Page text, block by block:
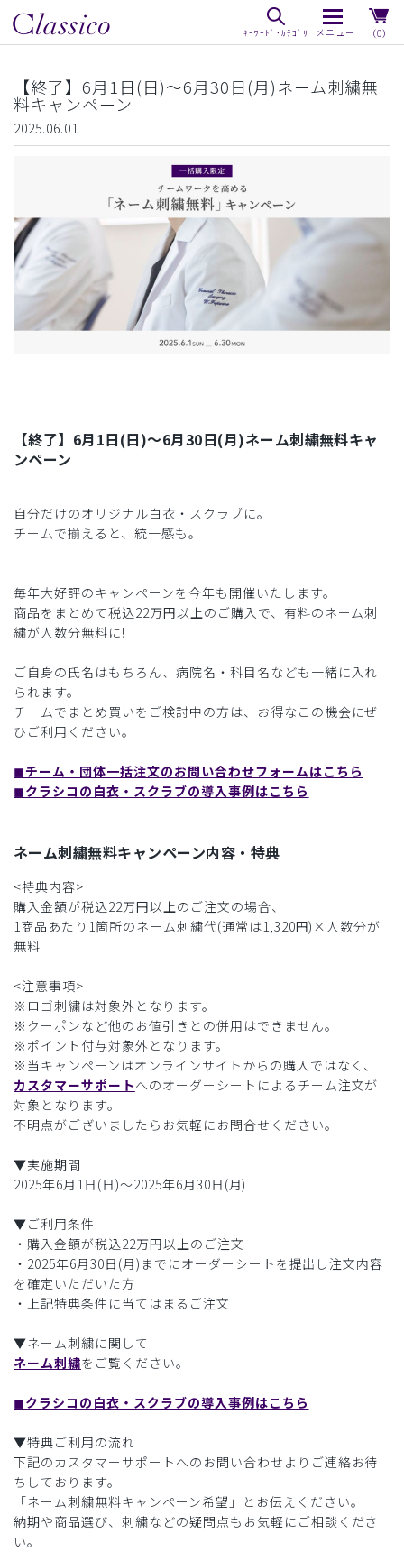
（0）
【終了】6月1日(日)〜6月30日(月)ネーム刺繍無
料キャンペーン
2025.06.01
【終了】6月1日(日)〜6月30日(月)ネーム刺繍無料キャ
ンペーン
自分だけのオリジナル白衣・スクラブに。
チームで揃えると、統一感も。
毎年大好評のキャンペーンを今年も開催いたします。
商品をまとめて税込22万円以上のご購入で、有料のネーム刺
繍が人数分無料に!
ご自身の氏名はもちろん、病院名・科目名なども一緒に入れ
られます。
チームでまとめ買いをご検討中の方は、お得なこの機会にぜ
ひご利用ください。
◼︎チーム・団体一括注文のお問い合わせフォームはこちら
◼︎クラシコの白衣・スクラブの導入事例はこちら
ネーム刺繍無料キャンペーン内容・特典
<特典内容>
購入金額が税込22万円以上のご注文の場合、
1商品あたり1箇所のネーム刺繍代(通常は1,320円)×人数分が
無料
<注意事項>
※ロゴ刺繍は対象外となります。
※クーポンなど他のお値引きとの併用はできません。
※ポイント付与対象外となります。
※当キャンペーンはオンラインサイトからの購入ではなく、
カスタマーサポートへのオーダーシートによるチーム注文が
対象となります。
不明点がございましたらお気軽にお問合せください。
▼実施期間
2025年6月1日(日)〜2025年6月30日(月)
▼ご利用条件
・購入金額が税込22万円以上のご注文
・2025年6月30日(月)までにオーダーシートを提出し注文内容
を確定いただいた方
・上記特典条件に当てはまるご注文
▼ネーム刺繍に関して
ネーム刺繍をご覧ください。
◼︎クラシコの白衣・スクラブの導入事例はこちら
▼特典ご利用の流れ
下記のカスタマーサポートへのお問い合わせよりご連絡お待
ちしております。
「ネーム刺繍無料キャンペーン希望」とお伝えください。
納期や商品選び、刺繍などの疑問点もお気軽にご相談くださ
い。